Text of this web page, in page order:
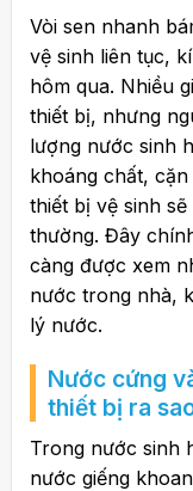
Vòi sen nhanh
vệ sinh liên tục,
hôm qua. Nhiều
thiết bị, nhưng
lượng nước sinh
khoáng chất,
thiết bị vệ sinh
thường. Đây
càng được xem
nước trong nhà,
lý nước.
Nước cứng
thiết bị ra
Trong nước sinh
nước giếng